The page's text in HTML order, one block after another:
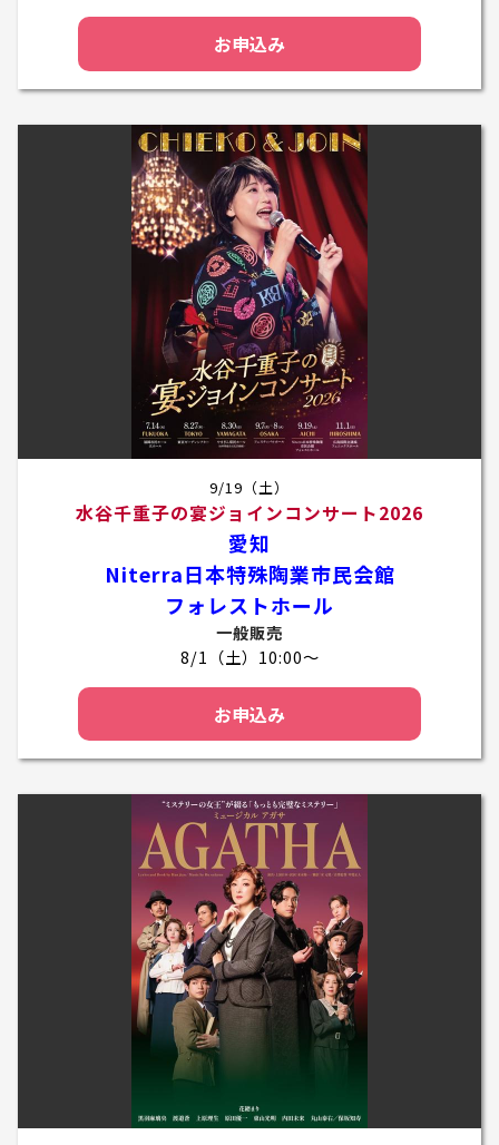
お申込み
9/19（土）
水谷千重子の宴ジョインコンサート2026
愛知
Niterra日本特殊陶業市民会館
フォレストホール
一般販売
8/1（土）10:00～
お申込み